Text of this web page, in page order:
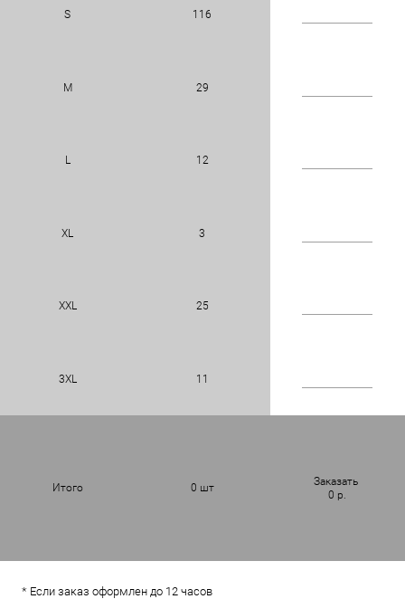
S 116
M 29
L 12
XL 3
XXL 25
3XL 11
Итого 0 шт
Заказать
0 р.
* Если заказ оформлен до 12 часов